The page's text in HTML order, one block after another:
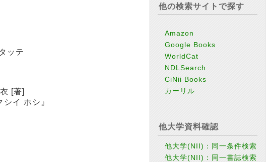
ッテ
[著]
イ ホシ』
他の検索サイトで探す
Amazon
Google Books
WorldCat
NDLSearch
CiNii Books
カーリル
他大学資料確認
他大学(NII)：同一条件検索
他大学(NII)：同一書誌検索